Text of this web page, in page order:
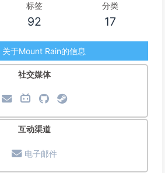
标签
92
分类
17
关于Mount Rain的信息
社交媒体
互动渠道
电子邮件